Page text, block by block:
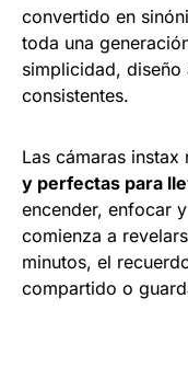
convertido en
toda una
simplicidad,
consistentes.
Las cámaras instax
y perfectas para
encender, enfocar
comienza a
minutos, el
compartido o